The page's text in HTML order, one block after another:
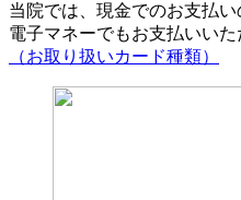
当院では、現金でのお支払い
電子マネーでもお支払いいた
（お取り扱いカード種類）